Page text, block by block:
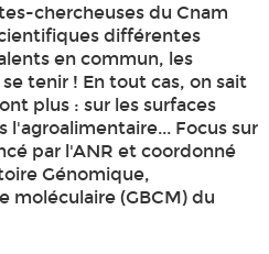
chercheuses du Cnam
différentes
en commun, les
tenir ! En tout cas, on sait
plus : sur les surfaces
l'agroalimentaire... Focus sur
par l'ANR et coordonné
Génomique,
(GBCM) du